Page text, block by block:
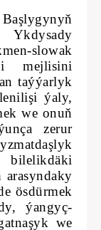
Ykdysady
slowak
mejlisini
taýýarlyk
ýaly,
we onuň
zerur
ösdürmek
ýangyç-
we